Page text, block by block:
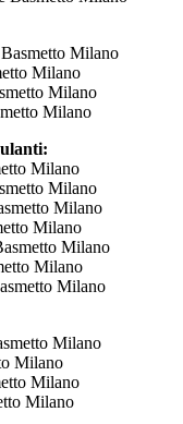
Milano
Milano
Milano
Milano
Milano
Milano
Milano
Milano
Milano
Milano
Milano
Milano
Milano
Milano
Milano